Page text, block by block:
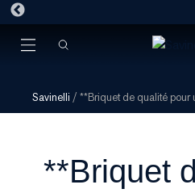
Savinelli / **Briquet de qualité pour
**Briquet